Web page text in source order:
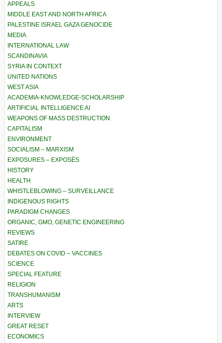
APPEALS
MIDDLE EAST AND NORTH AFRICA
PALESTINE ISRAEL GAZA GENOCIDE
MEDIA
INTERNATIONAL LAW
SCANDINAVIA
SYRIA IN CONTEXT
UNITED NATIONS
WEST ASIA
ACADEMIA-KNOWLEDGE-SCHOLARSHIP
ARTIFICIAL INTELLIGENCE AI
WEAPONS OF MASS DESTRUCTION
CAPITALISM
ENVIRONMENT
SOCIALISM – MARXISM
EXPOSURES – EXPOSÉS
HISTORY
HEALTH
WHISTLEBLOWING – SURVEILLANCE
INDIGENOUS RIGHTS
PARADIGM CHANGES
ORGANIC, GMO, GENETIC ENGINEERING
REVIEWS
SATIRE
DEBATES ON COVID – VACCINES
SCIENCE
SPECIAL FEATURE
RELIGION
TRANSHUMANISM
ARTS
INTERVIEW
GREAT RESET
ECONOMICS